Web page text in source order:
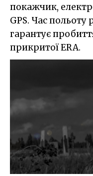
покажчик,
GPS. Час польоту
гарантує
прикритої ERA.